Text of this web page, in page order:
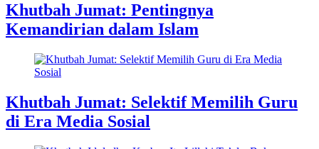
Khutbah Jumat: Pentingnya
Kemandirian dalam Islam
Khutbah Jumat: Selektif Memilih Guru
di Era Media Sosial